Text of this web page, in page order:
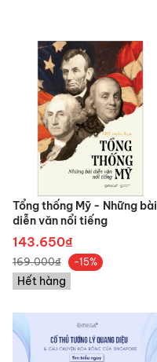
Tổng thống Mỹ - Những bài
diễn văn nổi tiếng
143.650₫
169.000₫ -15%
Hết hàng